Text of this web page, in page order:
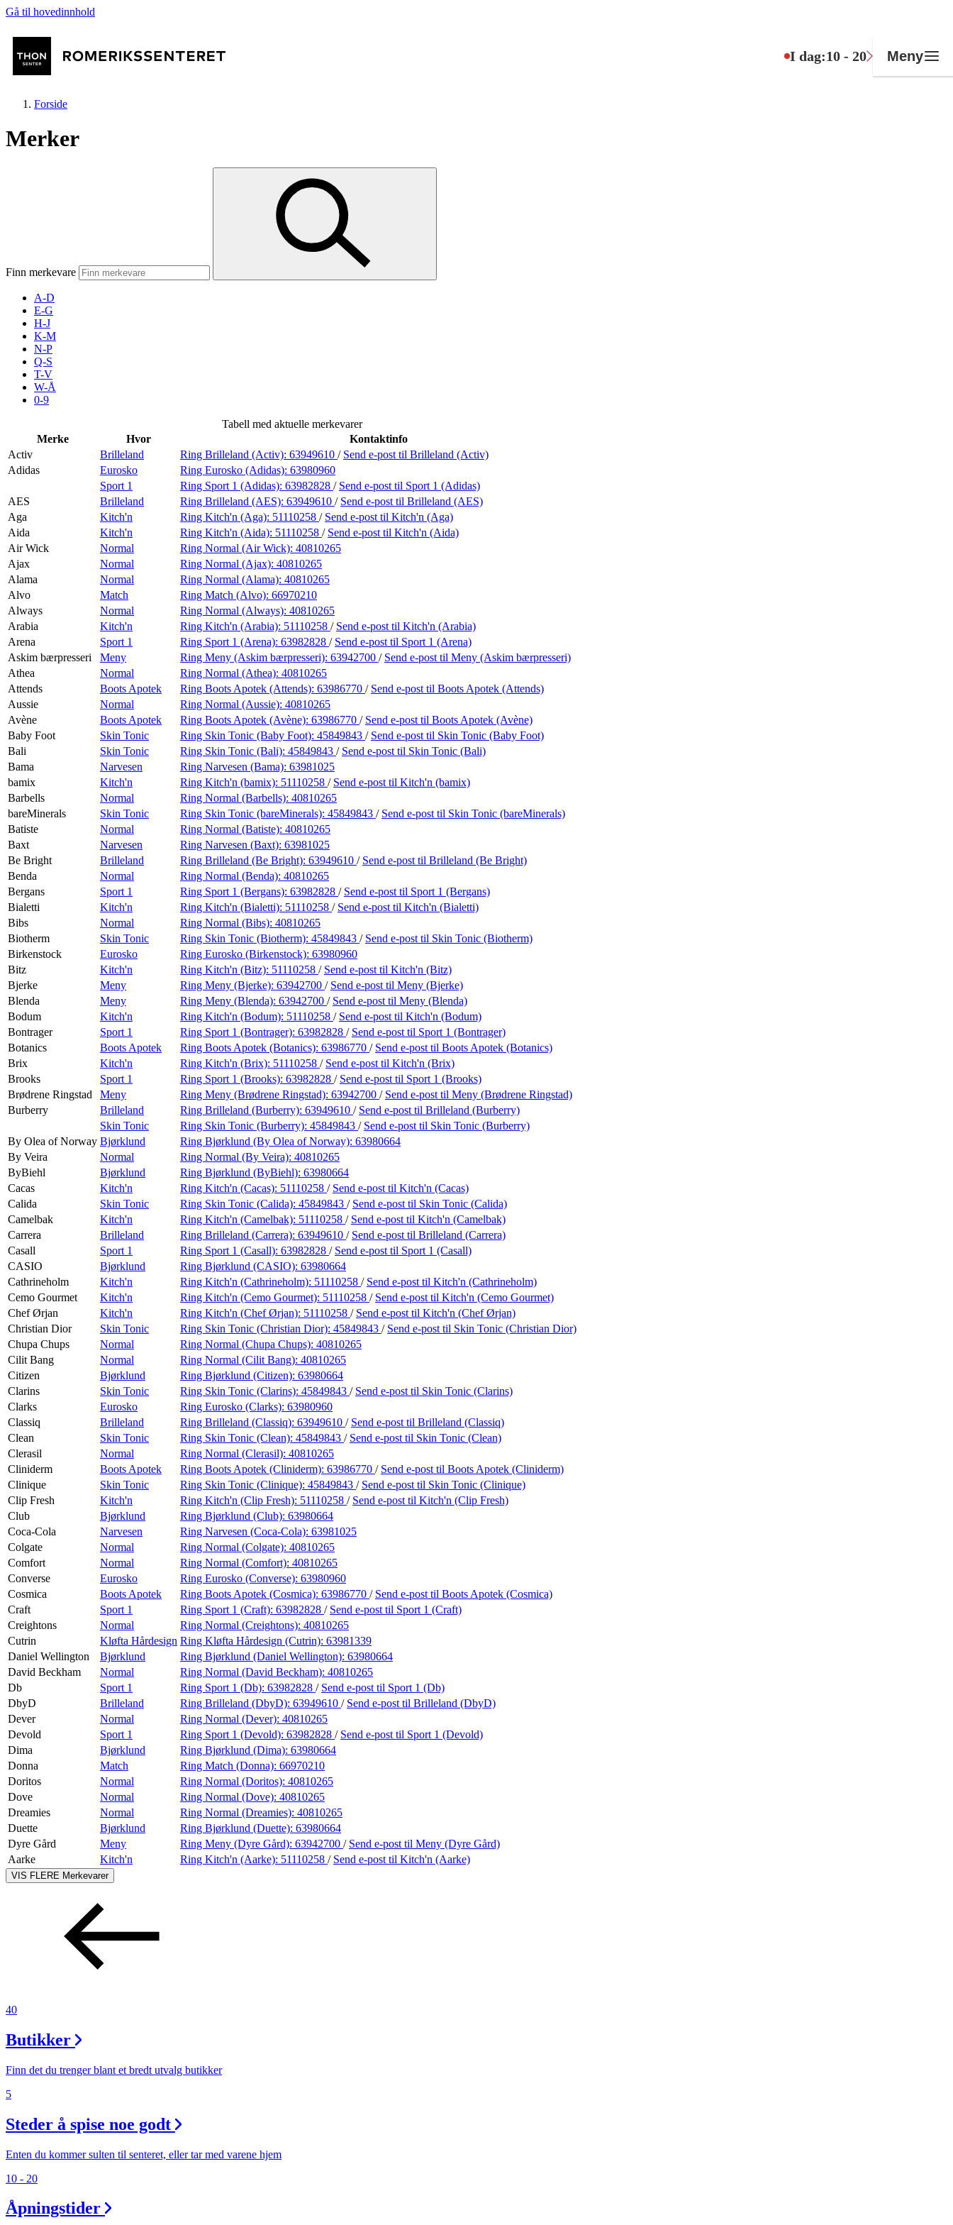
Gå til hovedinnhold
I dag:10 - 20 Meny
Mat og drikke
Inspirasjon
Søk
Åpningstider
Praktisk informasjon
Ledige stillinger
Magasin
Gavekort
Finn frem
Forside
Merker
Finn merkevare
A-D
E-G
H-J
K-M
N-P
Q-S
T-V
W-Å
0-9
Tabell med aktuelle merkevarer
Merke
Hvor
Kontaktinfo
Activ
Brilleland Ring Brilleland (Activ): 63949610 / Send e-post til Brilleland (Activ)
Adidas
Eurosko Ring Eurosko (Adidas): 63980960
Sport 1
Ring Sport 1 (Adidas): 63982828 / Send e-post til Sport 1 (Adidas)
AES
Brilleland Ring Brilleland (AES): 63949610 / Send e-post til Brilleland (AES)
Aga
Kitch'n Ring Kitch'n (Aga): 51110258 / Send e-post til Kitch'n (Aga)
Aida
Kitch'n Ring Kitch'n (Aida): 51110258 / Send e-post til Kitch'n (Aida)
Air Wick
Normal Ring Normal (Air Wick): 40810265
Ajax
Normal Ring Normal (Ajax): 40810265
Alama
Normal Ring Normal (Alama): 40810265
Alvo
Match Ring Match (Alvo): 66970210
Always
Normal Ring Normal (Always): 40810265
Arabia
Kitch'n Ring Kitch'n (Arabia): 51110258 / Send e-post til Kitch'n (Arabia)
Arena
Sport 1 Ring Sport 1 (Arena): 63982828 / Send e-post til Sport 1 (Arena)
Askim bærpresseri
Meny Ring Meny (Askim bærpresseri): 63942700 / Send e-post til Meny (Askim bærpresseri)
Athea
Normal Ring Normal (Athea): 40810265
Attends
Boots Apotek Ring Boots Apotek (Attends): 63986770 / Send e-post til Boots Apotek (Attends)
Aussie
Normal Ring Normal (Aussie): 40810265
Avène
Boots Apotek Ring Boots Apotek (Avène): 63986770 / Send e-post til Boots Apotek (Avène)
Baby Foot
Skin Tonic Ring Skin Tonic (Baby Foot): 45849843 / Send e-post til Skin Tonic (Baby Foot)
Bali
Skin Tonic Ring Skin Tonic (Bali): 45849843 / Send e-post til Skin Tonic (Bali)
Bama
Narvesen Ring Narvesen (Bama): 63981025
bamix
Kitch'n Ring Kitch'n (bamix): 51110258 / Send e-post til Kitch'n (bamix)
Barbells
Normal Ring Normal (Barbells): 40810265
bareMinerals
Skin Tonic Ring Skin Tonic (bareMinerals): 45849843 / Send e-post til Skin Tonic (bareMinerals)
Batiste
Normal Ring Normal (Batiste): 40810265
Baxt
Narvesen Ring Narvesen (Baxt): 63981025
Be Bright
Brilleland Ring Brilleland (Be Bright): 63949610 / Send e-post til Brilleland (Be Bright)
Benda
Normal Ring Normal (Benda): 40810265
Bergans
Sport 1 Ring Sport 1 (Bergans): 63982828 / Send e-post til Sport 1 (Bergans)
Bialetti
Kitch'n Ring Kitch'n (Bialetti): 51110258 / Send e-post til Kitch'n (Bialetti)
Bibs
Normal Ring Normal (Bibs): 40810265
Biotherm
Skin Tonic Ring Skin Tonic (Biotherm): 45849843 / Send e-post til Skin Tonic (Biotherm)
Birkenstock
Eurosko Ring Eurosko (Birkenstock): 63980960
Bitz
Kitch'n Ring Kitch'n (Bitz): 51110258 / Send e-post til Kitch'n (Bitz)
Bjerke
Meny Ring Meny (Bjerke): 63942700 / Send e-post til Meny (Bjerke)
Blenda
Meny Ring Meny (Blenda): 63942700 / Send e-post til Meny (Blenda)
Bodum
Kitch'n Ring Kitch'n (Bodum): 51110258 / Send e-post til Kitch'n (Bodum)
Bontrager
Sport 1 Ring Sport 1 (Bontrager): 63982828 / Send e-post til Sport 1 (Bontrager)
Botanics
Boots Apotek Ring Boots Apotek (Botanics): 63986770 / Send e-post til Boots Apotek (Botanics)
Brix
Kitch'n Ring Kitch'n (Brix): 51110258 / Send e-post til Kitch'n (Brix)
Brooks
Sport 1 Ring Sport 1 (Brooks): 63982828 / Send e-post til Sport 1 (Brooks)
Brødrene Ringstad
Meny Ring Meny (Brødrene Ringstad): 63942700 / Send e-post til Meny (Brødrene Ringstad)
Burberry
Brilleland Ring Brilleland (Burberry): 63949610 / Send e-post til Brilleland (Burberry)
Skin Tonic
Ring Skin Tonic (Burberry): 45849843 / Send e-post til Skin Tonic (Burberry)
By Olea of Norway Bjørklund Ring Bjørklund (By Olea of Norway): 63980664
By Veira
Normal Ring Normal (By Veira): 40810265
ByBiehl
Bjørklund Ring Bjørklund (ByBiehl): 63980664
Cacas
Kitch'n Ring Kitch'n (Cacas): 51110258 / Send e-post til Kitch'n (Cacas)
Calida
Skin Tonic Ring Skin Tonic (Calida): 45849843 / Send e-post til Skin Tonic (Calida)
Camelbak
Kitch'n Ring Kitch'n (Camelbak): 51110258 / Send e-post til Kitch'n (Camelbak)
Carrera
Brilleland Ring Brilleland (Carrera): 63949610 / Send e-post til Brilleland (Carrera)
Casall
Sport 1 Ring Sport 1 (Casall): 63982828 / Send e-post til Sport 1 (Casall)
CASIO
Bjørklund Ring Bjørklund (CASIO): 63980664
Cathrineholm
Kitch'n Ring Kitch'n (Cathrineholm): 51110258 / Send e-post til Kitch'n (Cathrineholm)
Cemo Gourmet
Kitch'n Ring Kitch'n (Cemo Gourmet): 51110258 / Send e-post til Kitch'n (Cemo Gourmet)
Chef Ørjan
Kitch'n Ring Kitch'n (Chef Ørjan): 51110258 / Send e-post til Kitch'n (Chef Ørjan)
Christian Dior
Skin Tonic Ring Skin Tonic (Christian Dior): 45849843 / Send e-post til Skin Tonic (Christian Dior)
Chupa Chups
Normal Ring Normal (Chupa Chups): 40810265
Cilit Bang
Normal Ring Normal (Cilit Bang): 40810265
Citizen
Bjørklund Ring Bjørklund (Citizen): 63980664
Clarins
Skin Tonic Ring Skin Tonic (Clarins): 45849843 / Send e-post til Skin Tonic (Clarins)
Clarks
Eurosko Ring Eurosko (Clarks): 63980960
Classiq
Brilleland Ring Brilleland (Classiq): 63949610 / Send e-post til Brilleland (Classiq)
Clean
Skin Tonic Ring Skin Tonic (Clean): 45849843 / Send e-post til Skin Tonic (Clean)
Clerasil
Normal Ring Normal (Clerasil): 40810265
Cliniderm
Boots Apotek Ring Boots Apotek (Cliniderm): 63986770 / Send e-post til Boots Apotek (Cliniderm)
Clinique
Skin Tonic Ring Skin Tonic (Clinique): 45849843 / Send e-post til Skin Tonic (Clinique)
Clip Fresh
Kitch'n Ring Kitch'n (Clip Fresh): 51110258 / Send e-post til Kitch'n (Clip Fresh)
Club
Bjørklund Ring Bjørklund (Club): 63980664
Coca-Cola
Narvesen Ring Narvesen (Coca-Cola): 63981025
Colgate
Normal Ring Normal (Colgate): 40810265
Comfort
Normal Ring Normal (Comfort): 40810265
Converse
Eurosko Ring Eurosko (Converse): 63980960
Cosmica
Boots Apotek Ring Boots Apotek (Cosmica): 63986770 / Send e-post til Boots Apotek (Cosmica)
Craft
Sport 1 Ring Sport 1 (Craft): 63982828 / Send e-post til Sport 1 (Craft)
Creightons
Normal Ring Normal (Creightons): 40810265
Cutrin
Kløfta Hårdesign Ring Kløfta Hårdesign (Cutrin): 63981339
Daniel Wellington
Bjørklund Ring Bjørklund (Daniel Wellington): 63980664
David Beckham
Normal Ring Normal (David Beckham): 40810265
Db
Sport 1 Ring Sport 1 (Db): 63982828 / Send e-post til Sport 1 (Db)
DbyD
Brilleland Ring Brilleland (DbyD): 63949610 / Send e-post til Brilleland (DbyD)
Dever
Normal Ring Normal (Dever): 40810265
Devold
Sport 1 Ring Sport 1 (Devold): 63982828 / Send e-post til Sport 1 (Devold)
Dima
Bjørklund Ring Bjørklund (Dima): 63980664
Donna
Match Ring Match (Donna): 66970210
Doritos
Normal Ring Normal (Doritos): 40810265
Dove
Normal Ring Normal (Dove): 40810265
Dreamies
Normal Ring Normal (Dreamies): 40810265
Duette
Bjørklund Ring Bjørklund (Duette): 63980664
Dyre Gård
Meny Ring Meny (Dyre Gård): 63942700 / Send e-post til Meny (Dyre Gård)
Aarke
Kitch'n Ring Kitch'n (Aarke): 51110258 / Send e-post til Kitch'n (Aarke)
VIS FLERE Merkevarer
40
Butikker
Finn det du trenger blant et bredt utvalg butikker
5
Steder å spise noe godt
Enten du kommer sulten til senteret, eller tar med varene hjem
10 - 20
Åpningstider